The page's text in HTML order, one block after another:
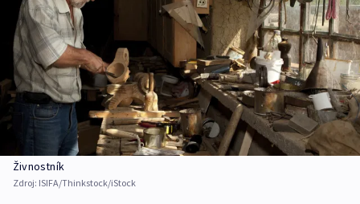
Živnostník
Zdroj: ISIFA/Thinkstock/iStock